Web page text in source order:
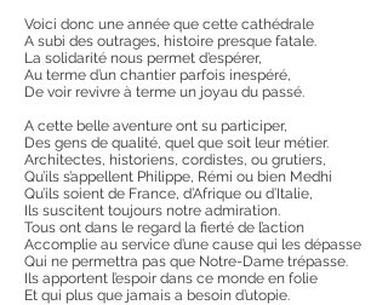
Voici donc une année que cette cathédrale
A subi des outrages, histoire presque fatale.
La solidarité nous permet d’espérer,
Au terme d’un chantier parfois inespéré,
De voir revivre à terme un joyau du passé.
A cette belle aventure ont su participer,
Des gens de qualité, quel que soit leur métier.
Architectes, historiens, cordistes, ou grutiers,
Qu’ils s’appellent Philippe, Rémi ou bien Medhi
Qu’ils soient de France, d’Afrique ou d’Italie,
Ils suscitent toujours notre admiration.
Tous ont dans le regard la fierté de l’action
Accomplie au service d’une cause qui les dépasse
Qui ne permettra pas que Notre-Dame trépasse.
Ils apportent l’espoir dans ce monde en folie
Et qui plus que jamais a besoin d’utopie.